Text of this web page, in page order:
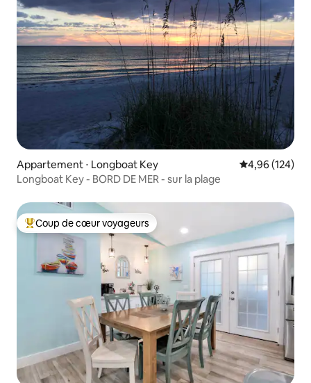
Appartement ⋅ Longboat Key Évaluation
4,96 (124)
Longboat Key - BORD DE MER - sur la plage
Coups de cœur voyageurs les plus appréciés
Coup de cœur voyageurs